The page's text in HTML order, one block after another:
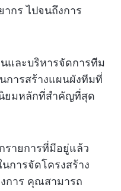
กร ไปจนถึงการ
และบริหารจัดการทีม
การสร้างแผนผังทีมที่
ยมหลักที่สำคัญที่สุด
รายการที่มีอยู่แล้ว
การจัดโครงสร้าง
าร คุณสามารถ